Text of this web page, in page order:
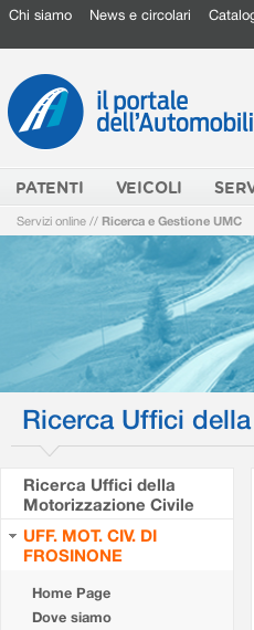
Chi siamo News e circolari
PATENTI VEICOLI
Servizi online // Ricerca e Gestione UMC
Ricerca Uffici
Ricerca Uffici della
Motorizzazione Civile
UFF. MOT. CIV. DI
FROSINONE
Home Page
Dove siamo